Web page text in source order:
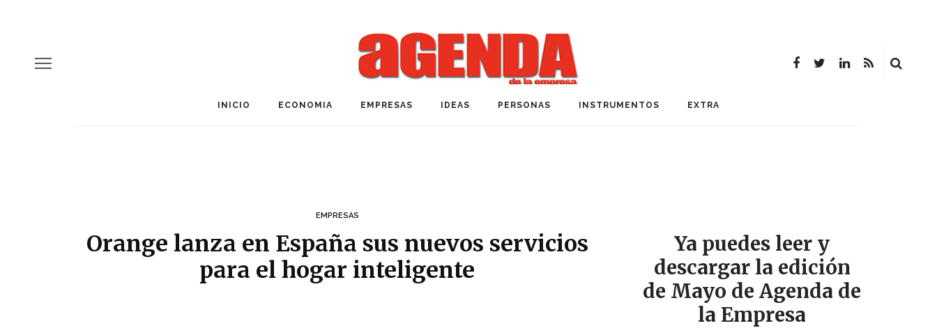
INICIO ECONOMIA EMPRESAS IDEAS PERSONAS INSTRUMENTOS EXTRA
EMPRESAS
Orange lanza en España sus nuevos servicios
para el hogar inteligente
Ya puedes leer y
descargar la edición
de Mayo de Agenda de
la Empresa